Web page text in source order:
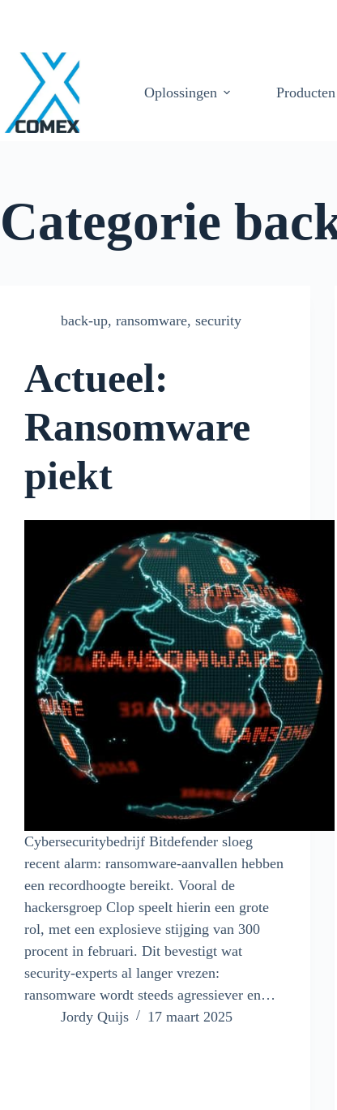
Oplossingen Producten
Categorie
back-up, ransomware, security
Actueel:
Ransomware
piekt
Cybersecuritybedrijf Bitdefender sloeg
recent alarm: ransomware-aanvallen hebben
een recordhoogte bereikt. Vooral de
hackersgroep Clop speelt hierin een grote
rol, met een explosieve stijging van 300
procent in februari. Dit bevestigt wat
security-experts al langer vrezen:
ransomware wordt steeds agressiever en…
Jordy Quijs
17 maart 2025